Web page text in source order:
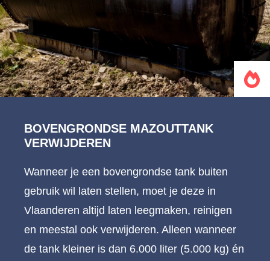
BOVENGRONDSE MAZOUTTANK
VERWIJDEREN
Wanneer je een bovengrondse tank buiten
gebruik wil laten stellen, moet je deze in
Vlaanderen altijd laten leegmaken, reinigen
en meestal ook verwijderen. Alleen wanneer
de tank kleiner is dan 6.000 liter (5.000 kg) én